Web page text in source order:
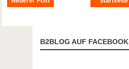
B2BLOG AUF FACEBOOK